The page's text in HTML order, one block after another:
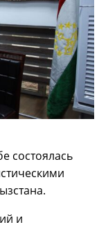
состоялась
и